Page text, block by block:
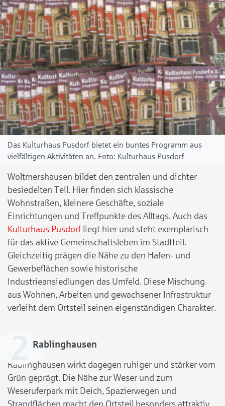
Das Kulturhaus Pusdorf bietet ein buntes Programm aus
vielfältigen Aktivitäten an.
Kulturhaus Pusdorf
Woltmershausen bildet den zentralen und dichter
besiedelten Teil. Hier finden sich klassische
Wohnstraßen, kleinere Geschäfte, soziale
Einrichtungen und Treffpunkte des Alltags. Auch das
Kulturhaus Pusdorfliegt hier und steht exemplarisch
für das aktive Gemeinschaftsleben im Stadtteil.
Gleichzeitig prägen die Nähe zu den Hafen- und
Gewerbeflächen sowie historische
Industrieansiedlungen das Umfeld. Diese Mischung
aus Wohnen, Arbeiten und gewachsener Infrastruktur
verleiht dem Ortsteil seinen eigenständigen Charakter.
Rablinghausen
Rablinghausen wirkt dagegen ruhiger und stärker vom
Grün geprägt. Die Nähe zur Weser und zum
Weseruferpark mit Deich, Spazierwegen und